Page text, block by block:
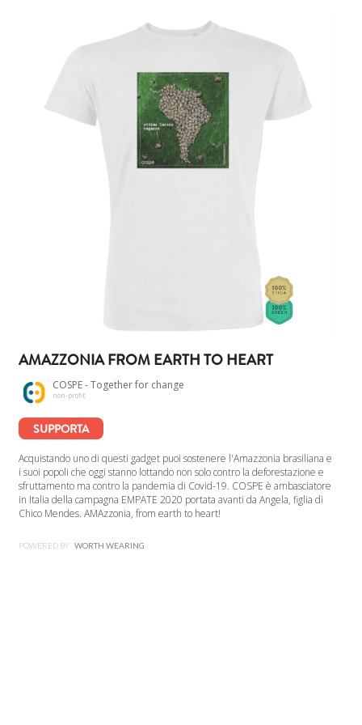
AMAZZONIA FROM EARTH TO HEART
COSPE - Together for change
non-profit
SUPPORTA
Acquistando uno di questi gadget puoi sostenere l'Amazzonia brasiliana e
i suoi popoli che oggi stanno lottando non solo contro la deforestazione e
sfruttamento ma contro la pandemia di Covid-19. COSPE è ambasciatore
in Italia della campagna EMPATE 2020 portata avanti da Angela, figlia di
Chico Mendes. AMAzzonia, from earth to heart!
POWERED BY WORTH WEARING